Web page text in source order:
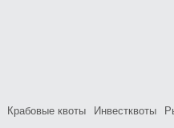
Крабовые квоты Инвестквоты